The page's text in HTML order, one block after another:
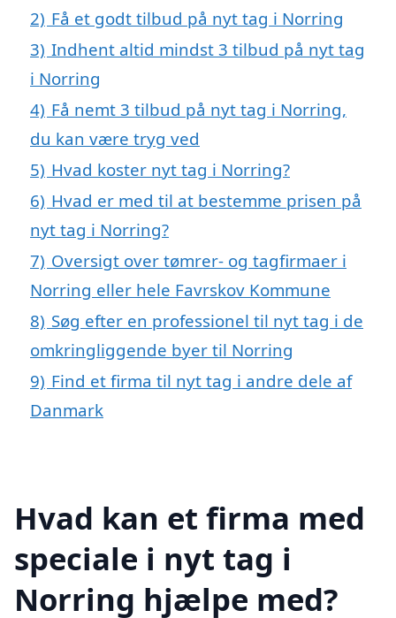
2) Få et godt tilbud på nyt tag i Norring
3) Indhent altid mindst 3 tilbud på nyt tag
i Norring
4) Få nemt 3 tilbud på nyt tag i Norring,
du kan være tryg ved
5) Hvad koster nyt tag i Norring?
6) Hvad er med til at bestemme prisen på
nyt tag i Norring?
7) Oversigt over tømrer- og tagfirmaer i
Norring eller hele Favrskov Kommune
8) Søg efter en professionel til nyt tag i de
omkringliggende byer til Norring
9) Find et firma til nyt tag i andre dele af
Danmark
Hvad kan et firma med
speciale i nyt tag i
Norring hjælpe med?